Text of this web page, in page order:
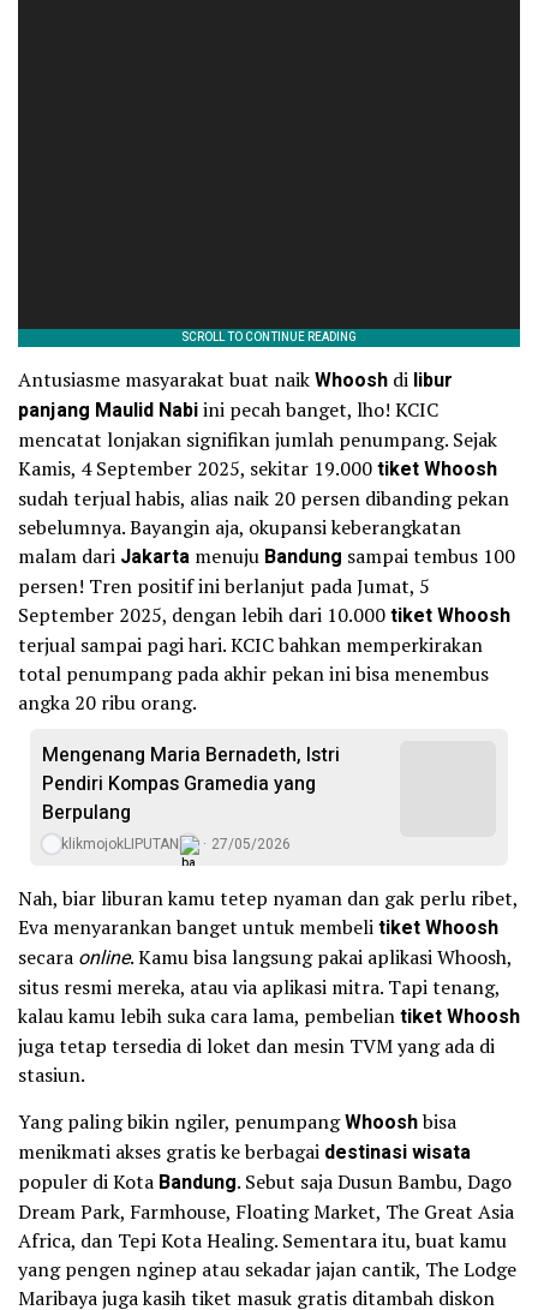
Antusiasme masyarakat buat naikWhoosh di libur
panjang Maulid Nabiini pecah banget, lho! KCIC
mencatat lonjakan signifikan jumlah penumpang. Sejak
Kamis, 4 September 2025, sekitar 19.000tiket Whoosh
sudah terjual habis, alias naik 20 persen dibanding pekan
sebelumnya. Bayangin aja, okupansi keberangkatan
malam dari Jakarta menuju Bandung sampai tembus 100
persen! Tren positif ini berlanjut pada Jumat, 5
September 2025, dengan lebih dari 10.000tiket Whoosh
terjual sampai pagi hari. KCIC bahkan memperkirakan
total penumpang pada akhir pekan ini bisa menembus
angka 20 ribu orang.
Mengenang Maria Bernadeth, Istri
Pendiri Kompas Gramedia yang
Berpulang
klikmojokLIPUTAN 27/05/2026
Nah, biar liburan kamu tetep nyaman dan gak perlu ribet,
Eva menyarankan banget untuk membelitiket Whoosh
secara online. Kamu bisa langsung pakai aplikasi Whoosh,
situs resmi mereka, atau via aplikasi mitra. Tapi tenang,
kalau kamu lebih suka cara lama, pembeliantiket Whoosh
juga tetap tersedia di loket dan mesin TVM yang ada di
stasiun.
Yang paling bikin ngiler, penumpangWhooshbisa
menikmati akses gratis ke berbagai destinasi wisata
populer di Kota Bandung. Sebut saja Dusun Bambu, Dago
Dream Park, Farmhouse, Floating Market, The Great Asia
Africa, dan Tepi Kota Healing. Sementara itu, buat kamu
yang pengen nginep atau sekadar jajan cantik, The Lodge
Maribaya juga kasih tiket masuk gratis ditambah diskon